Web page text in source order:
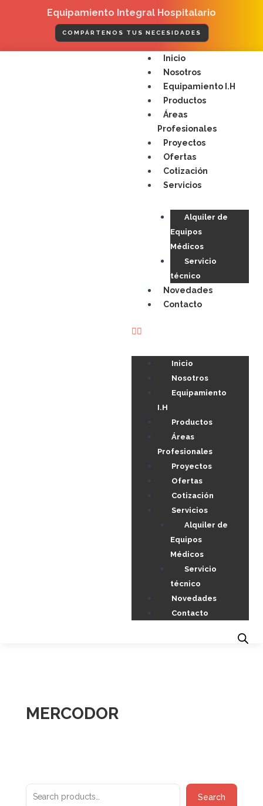
Equipamiento Integral Hospitalario
COMPÁRTENOS TUS NECESIDADES
Inicio
Nosotros
Equipamiento I.H
Productos
Áreas
Profesionales
Proyectos
Ofertas
Cotización
Servicios
Alquiler de
Equipos
Médicos
Servicio
técnico
Novedades
Contacto
Menú
Inicio
Nosotros
Equipamiento
I.H
Productos
Áreas
Profesionales
Proyectos
Ofertas
Cotización
Servicios
Alquiler de
Equipos
Médicos
Servicio
técnico
Novedades
Contacto
MERCODOR
Search
Search